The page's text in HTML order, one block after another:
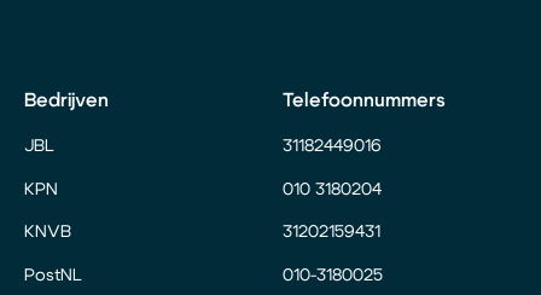
Bedrijven
JBL
KPN
KNVB
PostNL
Telefoonnummers
31182449016
010 3180204
31202159431
010-3180025